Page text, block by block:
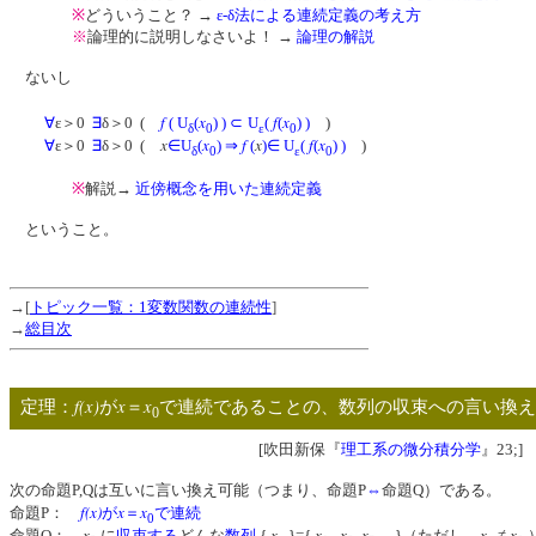
※どういうこと？ → ε-δ法による連続定義の考え方
※論理的に説明しなさいよ！ → 論理の解説
ないし
∀ε＞0 ∃δ＞0 ( f( Uδ(x0) ) ⊂ Uε( f(x0) ) )
∀ε＞0 ∃δ＞0 (x∈Uδ(x0) ⇒ f(x)∈ Uε( f(x0) ) )
※解説→ 近傍概念を用いた連続定義
ということ。
→[ トピック一覧：1変数関数の連続性]
→総目次
定理：f(x)がx＝x0で連続であることの、数列の収束への言い換え
[吹田新保『理工系の微分積分学 』23;]
次の命題P,Qは互いに言い換え可能（つまり、命題P ⇔ 命題Q）である。
命題P： f(x)がx ＝ x0で連続